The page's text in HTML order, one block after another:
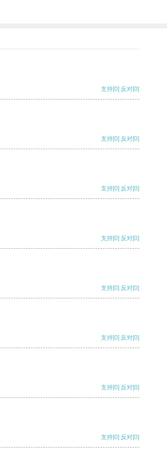
支持[0] 反对[0]
支持[0] 反对[0]
支持[0] 反对[0]
支持[0] 反对[0]
支持[0] 反对[0]
支持[0] 反对[0]
支持[0] 反对[0]
支持[0] 反对[0]